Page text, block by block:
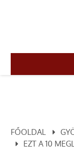
FŐOLDAL
EZT A 10